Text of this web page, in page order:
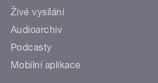
Živé vysílání
Audioarchiv
Podcasty
Mobilní aplikace